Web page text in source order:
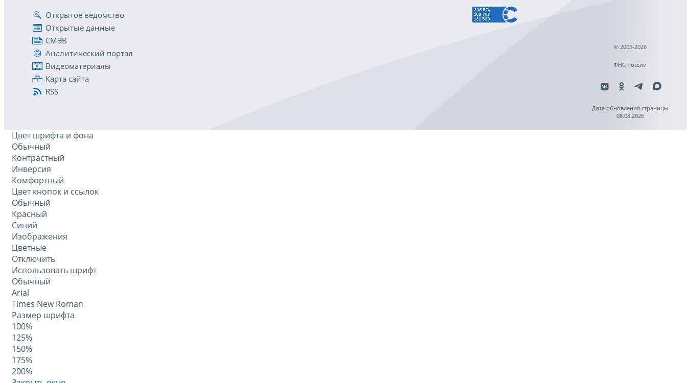
Открытое ведомство
Открытые данные
СМЭВ
Аналитический портал
Видеоматериалы
Карта сайта
RSS
© 2005-2026
ФНС России
Дата обновления страницы
08.08.2026
Цвет шрифта и фона
Обычный
Контрастный
Инверсия
Комфортный
Цвет кнопок и ссылок
Обычный
Красный
Синий
Изображения
Цветные
Отключить
Использовать шрифт
Обычный
Arial
Times New Roman
Размер шрифта
100%
125%
150%
175%
200%